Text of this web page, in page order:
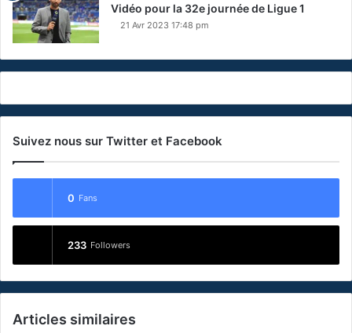
Vidéo pour la 32e journée de Ligue 1
21 Avr 2023 17:48 pm
Suivez nous sur Twitter et Facebook
0 Fans
233 Followers
Articles similaires